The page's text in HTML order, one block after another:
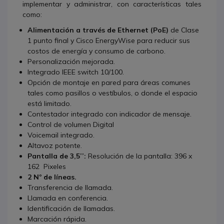
implementar y administrar, con características tales
como:
Alimentación a través de Ethernet (PoE) de Clase
1 punto final y Cisco EnergyWise para reducir sus
costos de energía y consumo de carbono.
Personalización mejorada.
Integrado IEEE switch 10/100.
Opción de montaje en pared para áreas comunes
tales como pasillos o vestíbulos, o donde el espacio
está limitado.
Contestador integrado con indicador de mensaje.
Control de volumen Digital
Voicemail integrado.
Altavoz potente.
Pantalla de 3,5’’: Resolución de la pantalla: 396 x
162 Pixeles
2 Nº de líneas.
Transferencia de llamada.
Llamada en conferencia.
Identificación de llamadas.
Marcación rápida.